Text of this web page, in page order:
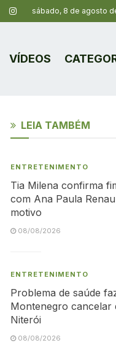
sábado, 8 de agosto
VÍDEOS
LEIA TAMBÉM
ENTRETENIMENTO
Tia Milena confirma
com Ana Paula
motivo
08/08/2026
ENTRETENIMENTO
Problema de saúde
Montenegro cancelar
Niterói
08/08/2026